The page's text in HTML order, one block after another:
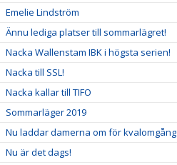
Emelie Lindström
Ännu lediga platser till sommarlägret!
Nacka Wallenstam IBK i högsta serien!
Nacka till SSL!
Nacka kallar till TIFO
Sommarläger 2019
Nu laddar damerna om för kvalomgång
Nu är det dags!